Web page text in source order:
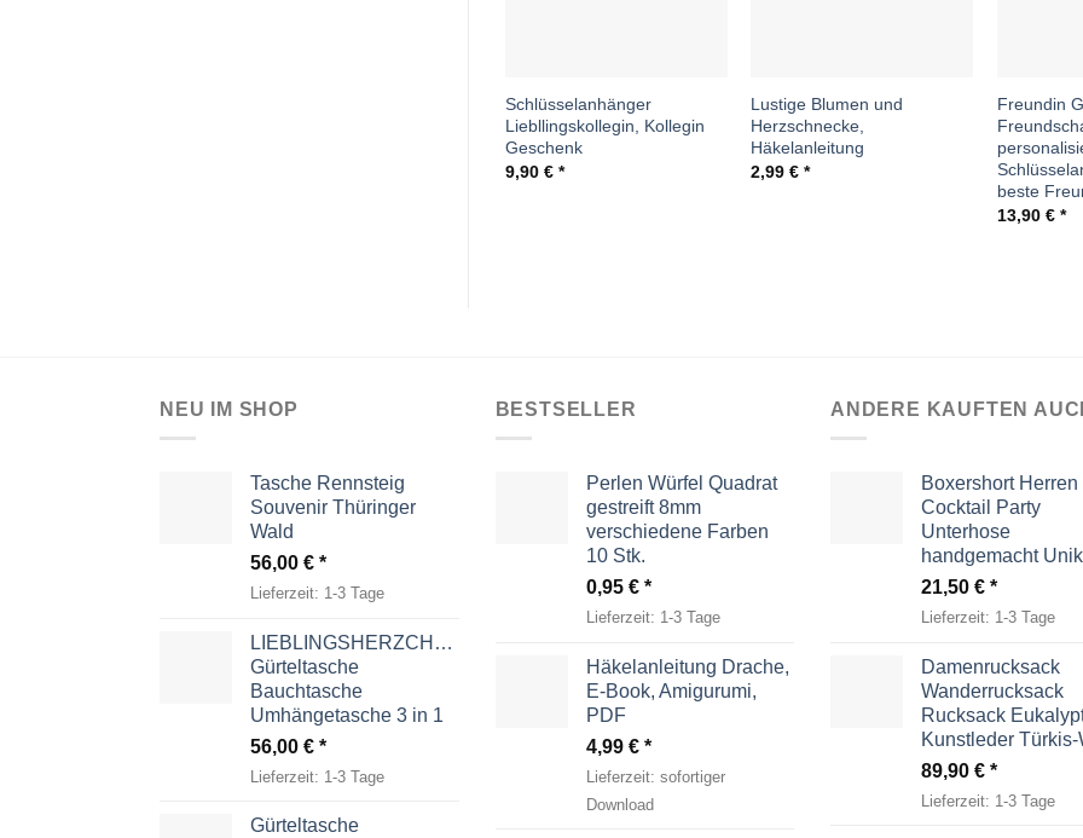
Schlüsselanhänger
Liebllingskollegin, Kollegin
Geschenk
9,90 €
Lustige Blumen und
Herzschnecke,
Häkelanleitung
2,99€
Freundin
beste
13,90 €
NEU IM SHOP
Tasche Rennsteig
Souvenir Thüringer
Wald
56,00 €
Lieferzeit: 1-3 Tage
LIEBLINGSHERZCHEN
Gürteltasche
Bauchtasche
Umhängetasche 3 in 1
56,00 €
Lieferzeit: 1-3 Tage
Gürteltasche
BESTSELLER
Perlen Würfel Quadrat
gestreift 8mm
verschiedene Farben
10 Stk.
0,95 €
Lieferzeit: 1-3 Tage
Häkelanleitung Drache,
E-Book, Amigurumi,
PDF
4,99 €
Lieferzeit: sofortiger
Download
ANDERE KAUFTEN
Boxershort Herren
Cocktail Party
Unterhose
handgemacht
21,50 €
Lieferzeit: 1-3 Tage
Damenrucksack
Wanderrucksack
Rucksack
Kunstleder
89,90 €
Lieferzeit: 1-3 Tage